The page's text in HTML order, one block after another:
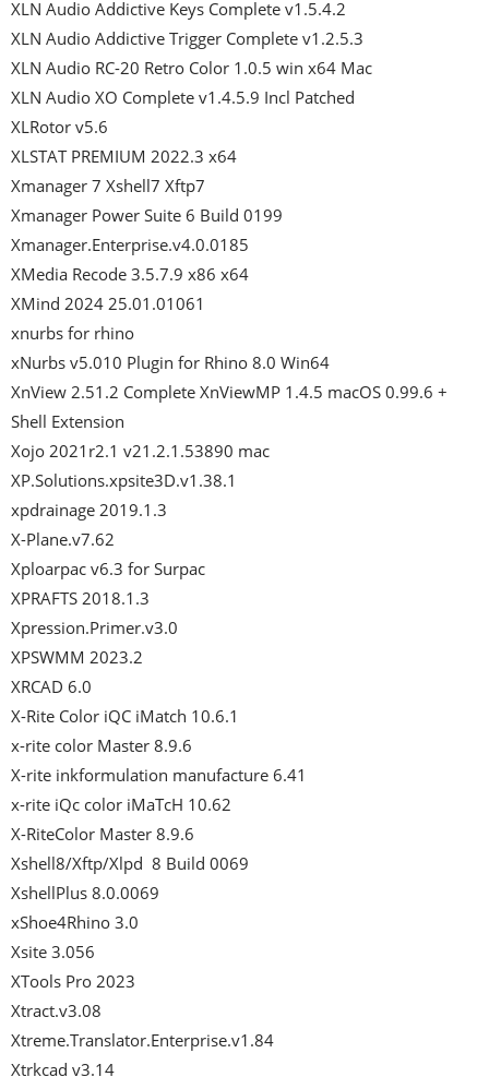
XLN Audio Addictive Keys Complete v1.5.4.2
XLN Audio Addictive Trigger Complete v1.2.5.3
XLN Audio RC-20 Retro Color 1.0.5 win x64 Mac
XLN Audio XO Complete v1.4.5.9 Incl Patched
XLRotor v5.6
XLSTAT PREMIUM 2022.3 x64
Xmanager 7 Xshell7 Xftp7
Xmanager Power Suite 6 Build 0199
Xmanager.Enterprise.v4.0.0185
XMedia Recode 3.5.7.9 x86 x64
XMind 2024 25.01.01061
xnurbs for rhino
xNurbs v5.010 Plugin for Rhino 8.0 Win64
XnView 2.51.2 Complete XnViewMP 1.4.5 macOS 0.99.6 +
Shell Extension
Xojo 2021r2.1 v21.2.1.53890 mac
XP.Solutions.xpsite3D.v1.38.1
xpdrainage 2019.1.3
X-Plane.v7.62
Xploarpac v6.3 for Surpac
XPRAFTS 2018.1.3
Xpression.Primer.v3.0
XPSWMM 2023.2
XRCAD 6.0
X-Rite Color iQC iMatch 10.6.1
x-rite color Master 8.9.6
X-rite inkformulation manufacture 6.41
x-rite iQc color iMaTcH 10.62
X-RiteColor Master 8.9.6
Xshell8/Xftp/Xlpd  8 Build 0069
XshellPlus 8.0.0069
xShoe4Rhino 3.0
Xsite 3.056
XTools Pro 2023
Xtract.v3.08
Xtreme.Translator.Enterprise.v1.84
Xtrkcad v3.14